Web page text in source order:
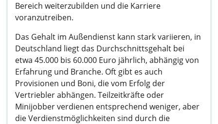
Bereich weiterzubilden und die Karriere
voranzutreiben.
Das Gehalt im Außendienst kann stark variieren, in
Deutschland liegt das Durchschnittsgehalt bei
etwa 45.000 bis 60.000 Euro jährlich, abhängig von
Erfahrung und Branche. Oft gibt es auch
Provisionen und Boni, die vom Erfolg der
Vertriebler abhängen. Teilzeitkräfte oder
Minijobber verdienen entsprechend weniger, aber
die Verdienstmöglichkeiten sind durch die